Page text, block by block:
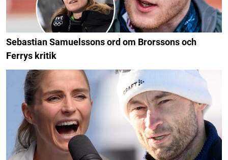
Sebastian Samuelssons ord om Brorssons och
Ferrys kritik